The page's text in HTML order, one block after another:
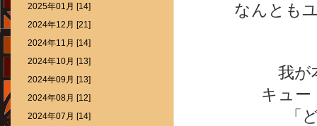
なんとも
我が
キュー
「
2025年01月 [14]
2024年12月 [21]
2024年11月 [14]
2024年10月 [13]
2024年09月 [13]
2024年08月 [12]
2024年07月 [14]